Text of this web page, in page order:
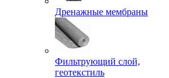
Дренажные мембраны
Фильтрующий слой,
геотекстиль